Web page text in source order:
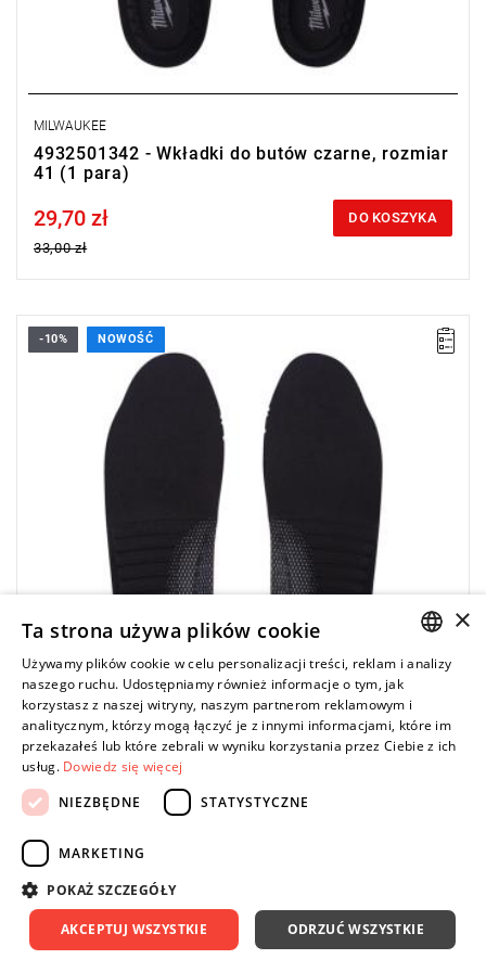
MILWAUKEE
4932501342 - Wkładki do butów czarne, rozmiar
41 (1 para)
Price tax included
29,70 zł
33,00 zł
DO KOSZYKA
-10% NOWOŚĆ
MILWAUKEE
42 (1 para)
Price tax included
29,70 zł
ENGLISH
×
Ta strona używa plików cookie
Używamy plików cookie w celu personalizacji treści, reklam i analizy
naszego ruchu. Udostępniamy również informacje o tym, jak
korzystasz z naszej witryny, naszym partnerom reklamowym i
analitycznym, którzy mogą łączyć je z innymi informacjami, które im
przekazałeś lub które zebrali w wyniku korzystania przez Ciebie z ich
usług. Dowiedz się więcej
NIEZBĘDNE
STATYSTYCZNE
MARKETING
POKAŻ SZCZEGÓŁY
AKCEPTUJ WSZYSTKIE ODRZUĆ WSZYSTKIE